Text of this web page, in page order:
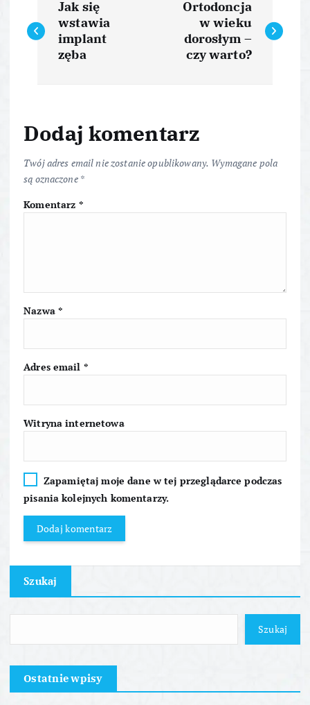
a
g
a
c
w
i
s
u
Jak się
wstawia
implant
zęba
Ortodoncja
w wieku
dorosłym –
czy warto?
Dodaj komentarz
Twój adres email nie zostanie opublikowany. Wymagane pola
są oznaczone *
Komentarz *
Nazwa *
Adres email *
Witryna internetowa
Zapamiętaj moje dane w tej przeglądarce podczas
pisania kolejnych komentarzy.
Szukaj
Szukaj
Ostatnie wpisy